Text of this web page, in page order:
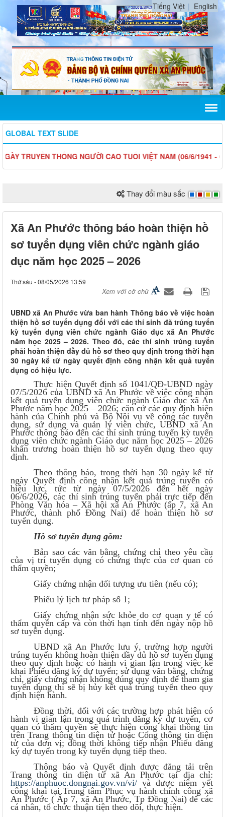
Tiếng Việt English
GLOBAL TEXT SLIDE
TRUYỀN THỐNG NGƯỜI CAO TUỔI VIỆT NAM (06/6/1941 - 06/6/
Thay đổi màu sắc
Xã An Phước thông báo hoàn thiện hồ
sơ tuyển dụng viên chức ngành giáo
dục năm học 2025 – 2026
Thứ sáu - 08/05/2026 13:59
Xem với cỡ chữ
UBND xã An Phước vừa ban hành Thông báo về việc hoàn
thiện hồ sơ tuyển dụng đối với các thí sinh đã trúng tuyển
kỳ tuyển dụng viên chức ngành Giáo dục xã An Phước
năm học 2025 – 2026. Theo đó, các thí sinh trúng tuyển
phải hoàn thiện đầy đủ hồ sơ theo quy định trong thời hạn
30 ngày kể từ ngày quyết định công nhận kết quả tuyển
dụng có hiệu lực.
Thực hiện Quyết định số 1041/QĐ-UBND ngày
07/5/2026 của UBND xã An Phước về việc công nhận
kết quả tuyển dụng viên chức ngành Giáo dục xã An
Phước năm học 2025 – 2026; căn cứ các quy định hiện
hành của Chính phủ và Bộ Nội vụ về công tác tuyển
dụng, sử dụng và quản lý viên chức, UBND xã An
Phước thông báo đến các thí sinh trúng tuyển kỳ tuyển
dụng viên chức ngành Giáo dục năm học 2025 – 2026
khẩn trương hoàn thiện hồ sơ tuyển dụng theo quy
định.
Theo thông báo, trong thời hạn 30 ngày kể từ
ngày Quyết định công nhận kết quả trúng tuyển có
hiệu lực, tức từ ngày 07/5/2026 đến hết ngày
06/6/2026, các thí sinh trúng tuyển phải trực tiếp đến
Phòng Văn hóa – Xã hội xã An Phước (ấp 7, xã An
Phước, thành phố Đồng Nai) để hoàn thiện hồ sơ
tuyển dụng.
Hồ sơ tuyển dụng gồm:
Bản sao các văn bằng, chứng chỉ theo yêu cầu
của vị trí tuyển dụng có chứng thực của cơ quan có
thẩm quyền;
Giấy chứng nhận đối tượng ưu tiên (nếu có);
Phiếu lý lịch tư pháp số 1;
Giấy chứng nhận sức khỏe do cơ quan y tế có
thẩm quyền cấp và còn thời hạn tính đến ngày nộp hồ
sơ tuyển dụng.
UBND xã An Phước lưu ý, trường hợp người
trúng tuyển không hoàn thiện đầy đủ hồ sơ tuyển dụng
theo quy định hoặc có hành vi gian lận trong việc kê
khai Phiếu đăng ký dự tuyển; sử dụng văn bằng, chứng
chỉ, giấy chứng nhận không đúng quy định để tham gia
tuyển dụng thì sẽ bị hủy kết quả trúng tuyển theo quy
định hiện hành.
Đồng thời, đối với các trường hợp phát hiện có
hành vi gian lận trong quá trình đăng ký dự tuyển, cơ
quan có thẩm quyền sẽ thực hiện công khai thông tin
trên Trang thông tin điện tử hoặc Cổng thông tin điện
tử của đơn vị; đồng thời không tiếp nhận Phiếu đăng
ký dự tuyển trong kỳ tuyển dụng tiếp theo.
Thông báo và Quyết định được đăng tải trên
Trang thông tin điện tử xã An Phước tại địa chỉ:
https://anphuoc.dongnai.gov.vn/vi/ và được niêm yết
công khai tại Trung tâm Phục vụ hành chính công xã
An Phước ( Ấp 7, xã An Phước, Tp Đồng Nai) để các
cá nhân, tổ chức thuận tiện theo dõi, thực hiện.